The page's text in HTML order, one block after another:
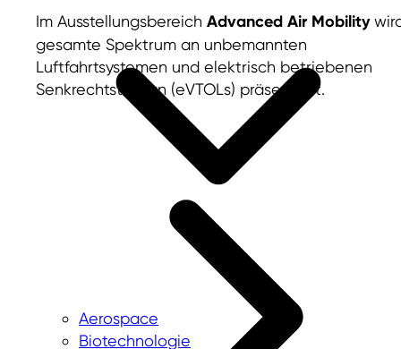
Aerospace
Biotechnologie
Im Ausstellungsbereich Advanced Air Mobility
gesamte Spektrum an unbemannten
Luftfahrtsystemen und elektrisch betriebenen
Senkrechtstartern (eVTOLs) präsentiert.